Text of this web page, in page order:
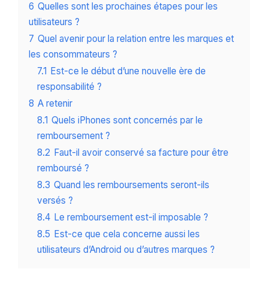
6 Quelles sont les prochaines étapes pour les
utilisateurs ?
7 Quel avenir pour la relation entre les marques et
les consommateurs ?
7.1 Est-ce le début d’une nouvelle ère de
responsabilité ?
8 A retenir
8.1 Quels iPhones sont concernés par le
remboursement ?
8.2 Faut-il avoir conservé sa facture pour être
remboursé ?
8.3 Quand les remboursements seront-ils
versés ?
8.4 Le remboursement est-il imposable ?
8.5 Est-ce que cela concerne aussi les
utilisateurs d’Android ou d’autres marques ?